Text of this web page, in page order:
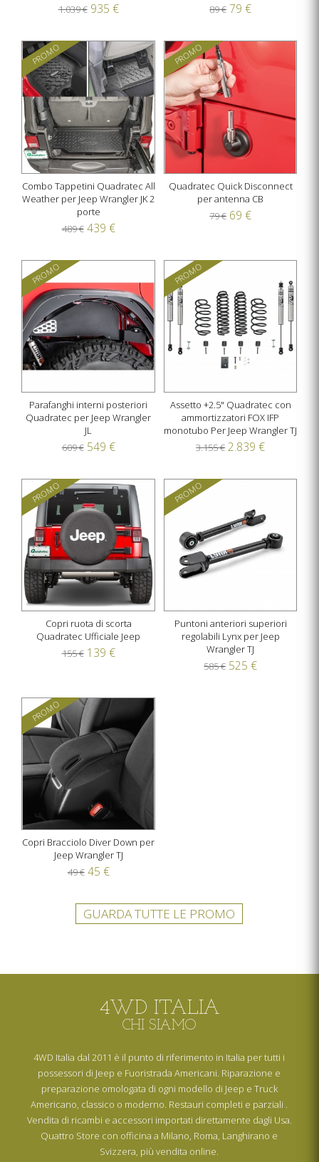
1.039 € 935 €
89 € 79 €
PROMO
Combo Tappetini Quadratec All
Weather per Jeep Wrangler JK 2
porte
489 € 439 €
PROMO
Quadratec Quick Disconnect
per antenna CB
79 € 69 €
PROMO
Parafanghi interni posteriori
Quadratec per Jeep Wrangler
JL
609 € 549 €
PROMO
Assetto +2.5" Quadratec con
ammortizzatori FOX IFP
monotubo Per Jeep Wrangler TJ
3.155 € 2.839 €
PROMO
Copri ruota di scorta
Quadratec Ufficiale Jeep
155 € 139 €
PROMO
Puntoni anteriori superiori
regolabili Lynx per Jeep
Wrangler TJ
585 € 525 €
PROMO
Copri Bracciolo Diver Down per
Jeep Wrangler TJ
49 € 45 €
GUARDA TUTTE LE PROMO
4WD ITALIA
CHI SIAMO
4WD Italia dal 2011 è il punto di riferimento in Italia per tutti i
possessori di Jeep e Fuoristrada Americani. Riparazione e
preparazione omologata di ogni modello di Jeep e Truck
Americano, classico o moderno. Restauri completi e parziali .
Vendita di ricambi e accessori importati direttamente dagli Usa.
Quattro Store con officina a Milano, Roma, Langhirano e
Svizzera, più vendita online.